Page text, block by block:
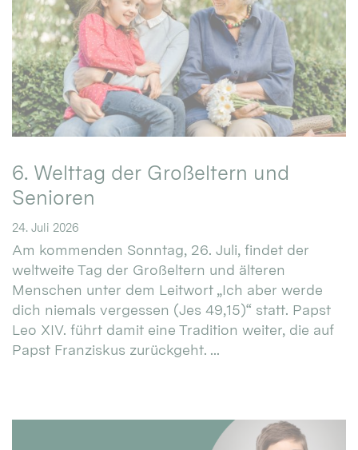
6. Welttag der Großeltern und
Senioren
24. Juli 2026
Am kommenden Sonntag, 26. Juli, findet der
weltweite Tag der Großeltern und älteren
Menschen unter dem Leitwort „Ich aber werde
dich niemals vergessen (Jes 49,15)“ statt. Papst
Leo XIV. führt damit eine Tradition weiter, die auf
Papst Franziskus zurückgeht. ...